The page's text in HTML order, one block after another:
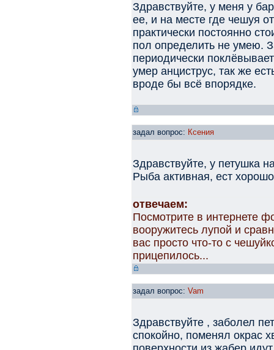
Здравствуйте, у меня у
ее, и на месте где чешуя
практически постоянно
пол определить не умею.
периодически
умер анциструс, так же
вроде бы всё впорядке.
задал вопрос: Ксения
Здравствуйте, у петушка
Рыба активная, ест
отвечаем:
Посмотрите в интернете
вооружитесь лупой и
вас просто что-то с
прицепилось...
задал вопрос: Vam
Здравствуйте , заболел
спокойно, поменял окрас